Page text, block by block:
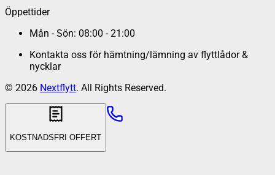
Öppettider
Mån - Sön: 08:00 - 21:00
Kontakta oss för hämtning/lämning av flyttlådor &
nycklar
© 2026 Nextflytt. All Rights Reserved.
KOSTNADSFRI OFFERT